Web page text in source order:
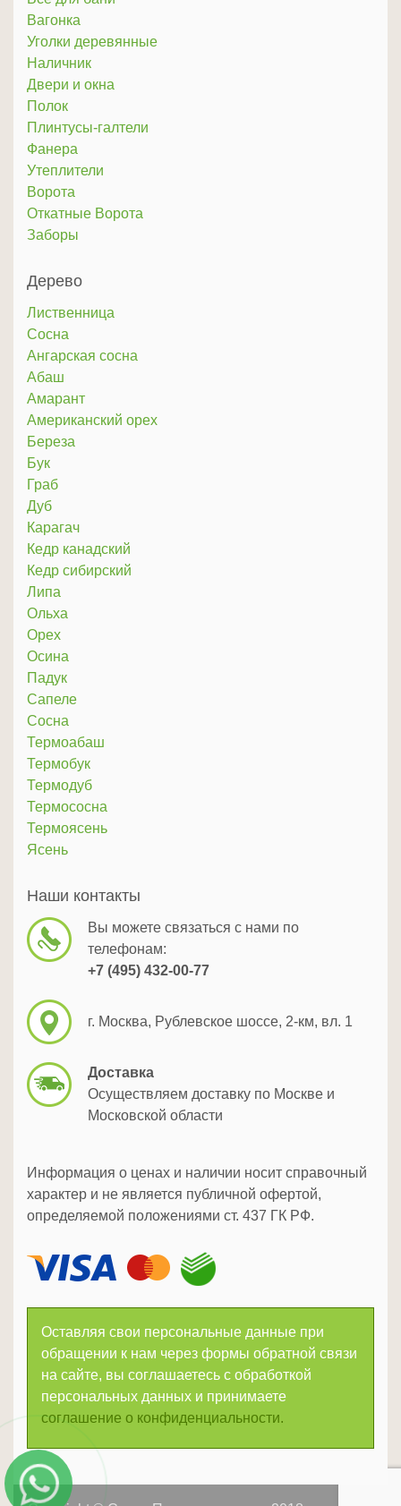
Вагонка
Уголки деревянные
Наличник
Двери и окна
Полок
Плинтусы-галтели
Фанера
Утеплители
Ворота
Откатные Ворота
Заборы
Дерево
Лиственница
Сосна
Ангарская сосна
Абаш
Амарант
Американский орех
Береза
Бук
Граб
Дуб
Карагач
Кедр канадский
Кедр сибирский
Липа
Ольха
Орех
Осина
Падук
Сапеле
Сосна
Термоабаш
Термобук
Термодуб
Термососна
Термоясень
Ясень
Наши контакты
Вы можете связаться с нами по
телефонам:
+7 (495) 432-00-77
г. Москва, Рублевское шоссе, 2-км, вл. 1
Доставка
Осуществляем доставку по Москве и
Московской области
Информация о ценах и наличии носит справочный
характер и не является публичной офертой,
определяемой положениями ст. 437 ГК РФ.
Оставляя свои персональные данные при
обращении к нам через формы обратной связи
на сайте, вы соглашаетесь с обработкой
персональных данных и принимаете
соглашение о конфиденциальности.